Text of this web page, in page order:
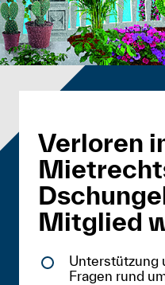
Verloren
Mitglied
Unterstützung
Fragen rund